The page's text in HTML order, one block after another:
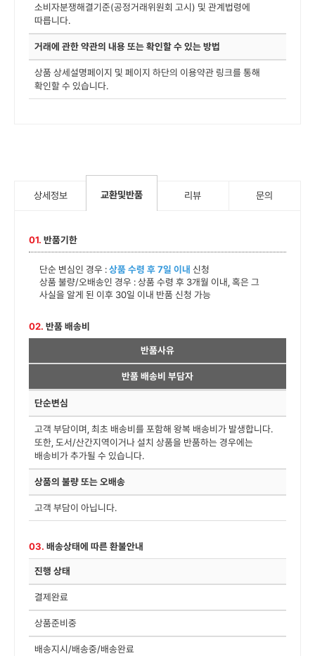
소비자분쟁해결기준(공정거래위원회 고시) 및 관계법령에
따릅니다.
거래에 관한 약관의 내용 또는 확인할 수 있는 방법
상품 상세설명페이지 및 페이지 하단의 이용약관 링크를 통해
확인할 수 있습니다.
상세정보 교환및반품 리뷰 문의
01. 반품기한
단순 변심인 경우 :상품 수령 후 7일 이내 신청
상품 불량/오배송인 경우 : 상품 수령 후 3개월 이내, 혹은 그
사실을 알게 된 이후 30일 이내 반품 신청 가능
02. 반품 배송비
반품사유
반품 배송비 부담자
단순변심
고객 부담이며, 최초 배송비를 포함해 왕복 배송비가 발생합니다.
또한, 도서/산간지역이거나 설치 상품을 반품하는 경우에는
배송비가 추가될 수 있습니다.
상품의 불량 또는 오배송
고객 부담이 아닙니다.
03. 배송상태에 따른 환불안내
진행 상태
결제완료
상품준비중
배송지시/배송중/배송완료